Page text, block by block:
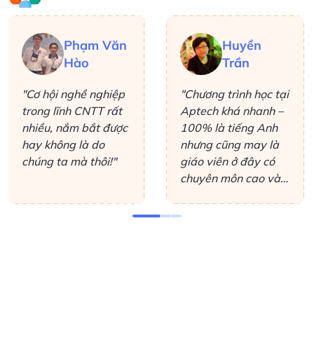
Phạm Văn
Hào
"Cơ hội nghề nghiệp
trong lĩnh CNTT rất
nhiều, nắm bắt được
hay không là do
chúng ta mà thôi!"
Huyền
Trần
"Chương trình học tại
Aptech khá nhanh –
100% là tiếng Anh
nhưng cũng may là
giáo viên ở đây có
chuyên môn cao và
đáp các thắc mắc,